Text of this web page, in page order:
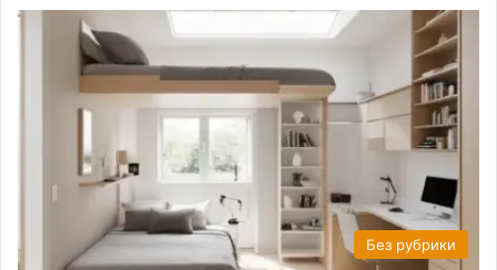
Без рубрики